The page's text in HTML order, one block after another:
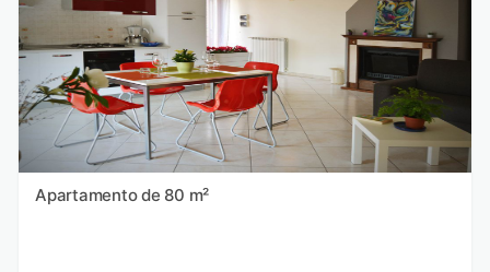
Apartamento de 80 m²